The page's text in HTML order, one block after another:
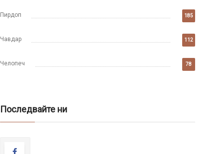
Пирдоп 185
Чавдар 112
Челопеч 78
Последвайте ни